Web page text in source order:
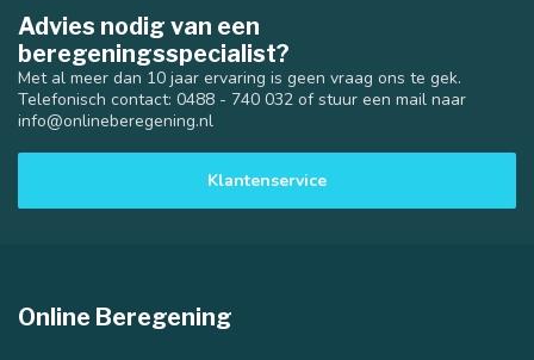
Advies nodig van een
beregeningsspecialist?
Met al meer dan 10 jaar ervaring is geen vraag ons te gek.
Telefonisch contact: 0488 - 740 032 of stuur een mail naar
info@onlineberegening.nl
Klantenservice
Online Beregening